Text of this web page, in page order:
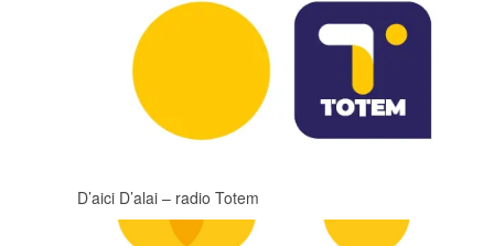
D’aici D’alai – radio Totem